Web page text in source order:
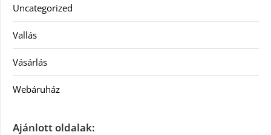
Uncategorized
Vallás
Vásárlás
Webáruház
Ajánlott oldalak: